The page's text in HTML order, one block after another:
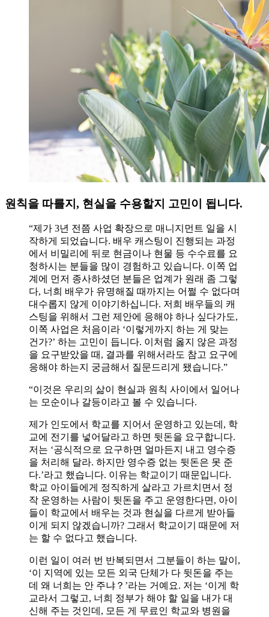
원칙을 따를지, 현실을 수용할지 고민이 됩니다.
“제가 3년 전쯤 사업 확장으로 매니지먼트 일을 시
작하게 되었습니다. 배우 캐스팅이 진행되는 과정
에서 비밀리에 뒤로 현금이나 현물 등 수수료를 요
청하시는 분들을 많이 경험하고 있습니다. 이쪽 업
계에 먼저 종사하셨던 분들은 업계가 원래 좀 그렇
다, 너희 배우가 유명해질 때까지는 어쩔 수 없다며
대수롭지 않게 이야기하십니다. 저희 배우들의 캐
스팅을 위해서 그런 제안에 응해야 하나 싶다가도,
이쪽 사업은 처음이라 ‘이렇게까지 하는 게 맞는
건가?’ 하는 고민이 듭니다. 이처럼 옳지 않은 과정
을 요구받았을 때, 결과를 위해서라도 참고 요구에
응해야 하는지 궁금해서 질문드리게 됐습니다.”
“이것은 우리의 삶이 현실과 원칙 사이에서 일어나
는 모순이나 갈등이라고 볼 수 있습니다.
제가 인도에서 학교를 지어서 운영하고 있는데, 학
교에 전기를 넣어달라고 하면 뒷돈을 요구합니다.
저는 ‘공식적으로 요구하면 얼마든지 내고 영수증
을 처리해 달라. 하지만 영수증 없는 뒷돈은 못 준
다.’라고 했습니다. 이유는 학교이기 때문입니다.
학교 아이들에게 정직하게 살라고 가르치면서 정
작 운영하는 사람이 뒷돈을 주고 운영한다면, 아이
들이 학교에서 배우는 것과 현실을 다르게 받아들
이게 되지 않겠습니까? 그래서 학교이기 때문에 저
는 할 수 없다고 했습니다.
이런 일이 여러 번 반복되면서 그분들이 하는 말이,
‘이 지역에 있는 모든 외국 단체가 다 뒷돈을 주는
데 왜 너희는 안 주냐？’라는 거예요. 저는 ‘이게 학
교라서 그렇고, 너희 정부가 해야 할 일을 내가 대
신해 주는 것인데, 모든 게 무료인 학교와 병원을